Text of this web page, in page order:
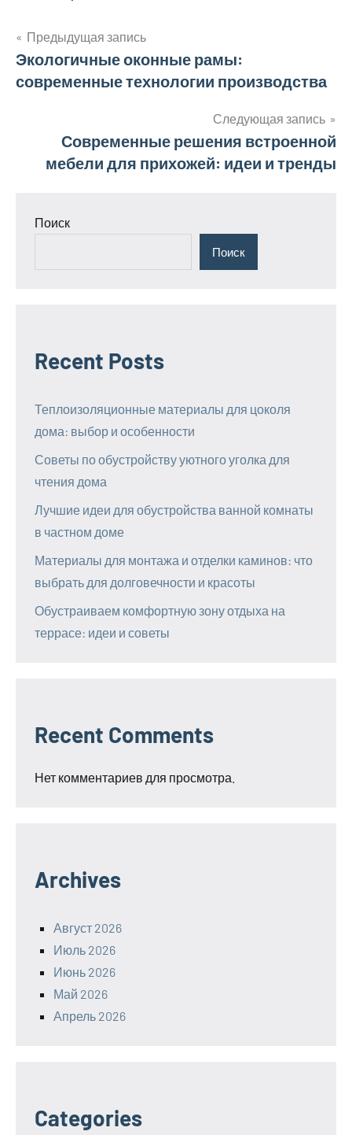
Навигация
по
Предыдущая запись
Экологичные оконные рамы:
современные технологии производства
Следующая запись
Современные решения встроенной
мебели для прихожей: идеи и тренды
Поиск
Поиск
Recent Posts
Теплоизоляционные материалы для цоколя
дома: выбор и особенности
Советы по обустройству уютного уголка для
чтения дома
Лучшие идеи для обустройства ванной комнаты
в частном доме
Материалы для монтажа и отделки каминов: что
выбрать для долговечности и красоты
Обустраиваем комфортную зону отдыха на
террасе: идеи и советы
Recent Comments
Нет комментариев для просмотра.
Archives
Август 2026
Июль 2026
Июнь 2026
Май 2026
Апрель 2026
Categories